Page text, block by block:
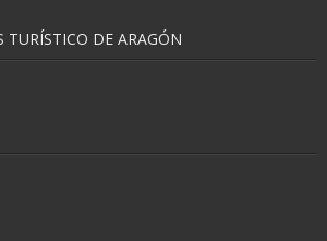
TURÍSTICO DE ARAGÓN